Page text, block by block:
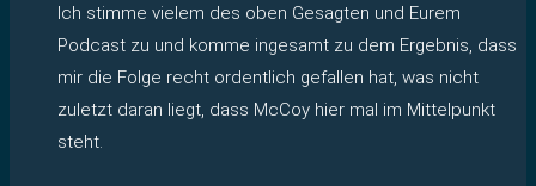
Ich stimme vielem des oben Gesagten und Eurem
Podcast zu und komme ingesamt zu dem Ergebnis, dass
mir die Folge recht ordentlich gefallen hat, was nicht
zuletzt daran liegt, dass McCoy hier mal im Mittelpunkt
steht.